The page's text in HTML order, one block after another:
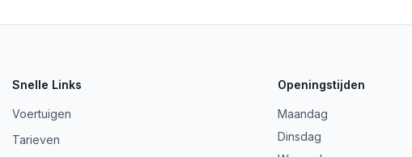
Snelle Links
Voertuigen
Tarieven
Openingstijden
Maandag
Dinsdag